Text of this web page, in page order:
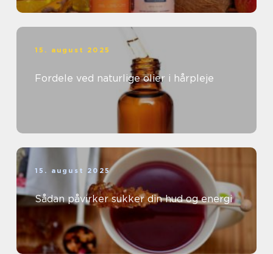
15. august 2025
Fordele ved naturlige olier i hårpleje
15. august 2025
Sådan påvirker sukker din hud og energi